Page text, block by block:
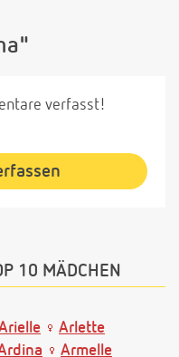
verfasst!
10 MÄDCHEN
Arlette
Armelle